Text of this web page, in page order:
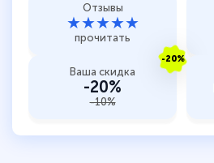
Отзывы
★★★★★
прочитать
-20%
Ваша скидка
-20%
-10%